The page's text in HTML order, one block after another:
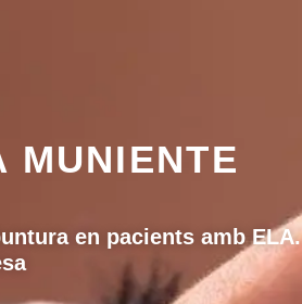
MUNIENTE
en pacients amb ELA.